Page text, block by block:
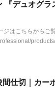
『デュオグラ
はこちらからご
間仕切｜カー